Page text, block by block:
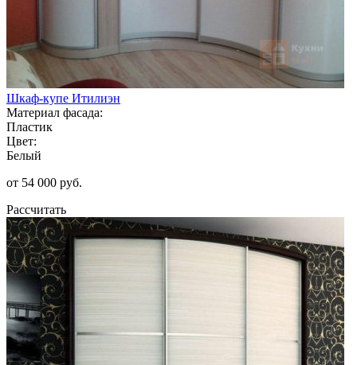
Шкаф-купе Итилиэн
Материал фасада:
Пластик
Цвет:
Белый
от 54 000 руб.
Рассчитать